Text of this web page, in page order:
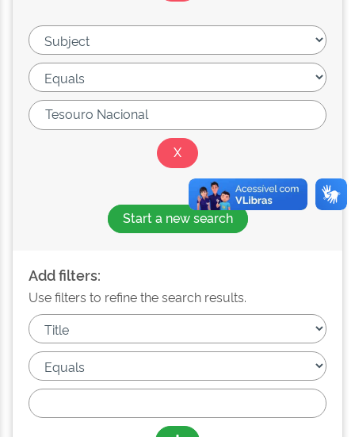
Start a new search
Add filters:
Use filters to refine the search results.